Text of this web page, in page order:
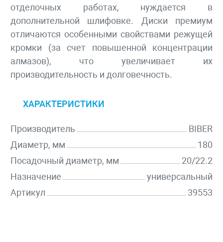
отделочных работах, нуждается в
дополнительной шлифовке. Диски премиум
отличаются особенными свойствами режущей
кромки (за счет повышенной концентрации
алмазов), что увеличивает их
производительность и долговечность.
ХАРАКТЕРИСТИКИ
Производитель
BIBER
Диаметр, мм
180
Посадочный диаметр, мм
20/22.2
Назначение
универсальный
Артикул
39553